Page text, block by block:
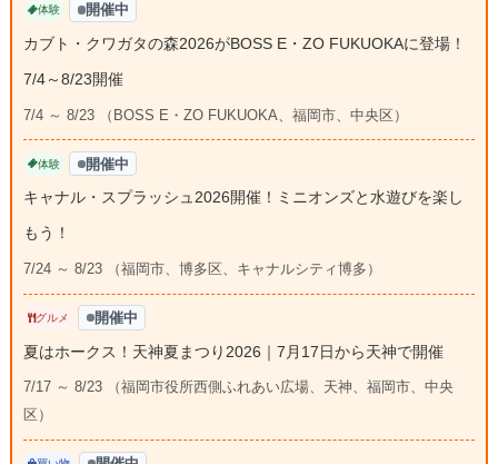
体験 開催中
カブト・クワガタの森2026がBOSS E・ZO FUKUOKAに登場！
7/4～8/23開催
7/4 ～ 8/23 （BOSS E・ZO FUKUOKA、福岡市、中央区）
体験 開催中
キャナル・スプラッシュ2026開催！ミニオンズと水遊びを楽し
もう！
7/24 ～ 8/23 （福岡市、博多区、キャナルシティ博多）
グルメ 開催中
夏はホークス！天神夏まつり2026｜7月17日から天神で開催
7/17 ～ 8/23 （福岡市役所西側ふれあい広場、天神、福岡市、中央
区）